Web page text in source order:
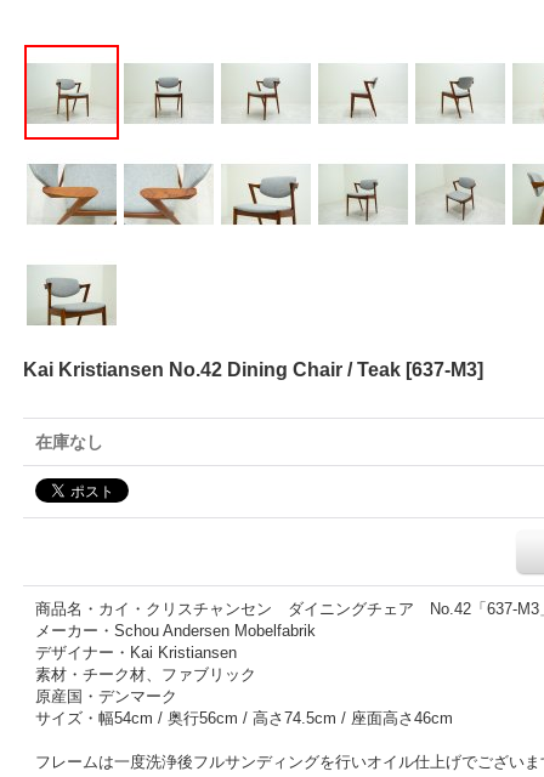
Kai Kristiansen No.42 Dining Chair / Teak [637-M3]
在庫なし
商品名・カイ・クリスチャンセン ダイニングチェア No.42「637-M3
メーカー・Schou Andersen Mobelfabrik
デザイナー・Kai Kristiansen
素材・チーク材、ファブリック
原産国・デンマーク
サイズ・幅54cm / 奥行56cm / 高さ74.5cm / 座面高さ46cm
フレームは一度洗浄後フルサンディングを行いオイル仕上げでございま